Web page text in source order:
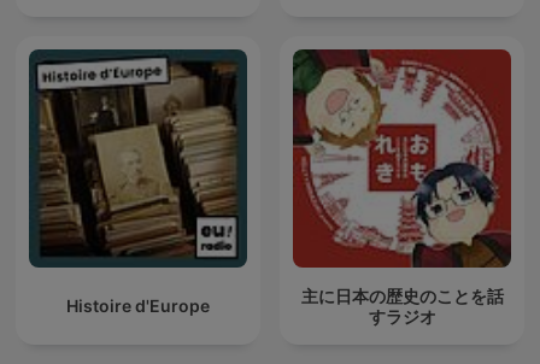
Histoire d'Europe
主に日本の歴史のことを話
すラジオ